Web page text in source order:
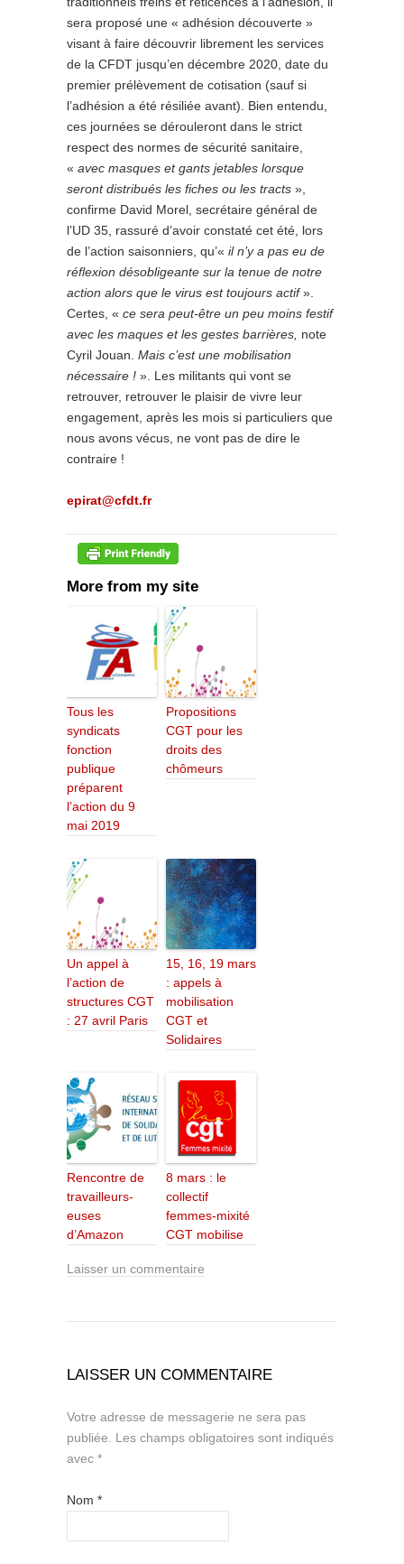
sera proposé une « adhésion découverte »
visant à faire découvrir librement les services
de la CFDT jusqu’en décembre 2020, date du
premier prélèvement de cotisation (sauf si
l’adhésion a été résiliée avant). Bien entendu,
ces journées se dérouleront dans le strict
respect des normes de sécurité sanitaire,
« avec masques et gants jetables lorsque
seront distribués les fiches ou les tracts »,
confirme David Morel, secrétaire général de
l’UD 35, rassuré d’avoir constaté cet été, lors
de l’action saisonniers, qu’« il n’y a pas eu de
réflexion désobligeante sur la tenue de notre
action alors que le virus est toujours actif».
Certes, « ce sera peut-être un peu moins festif
avec les maques et les gestes barrières, note
Cyril Jouan. Mais c’est une mobilisation
nécessaire ! ». Les militants qui vont se
retrouver, retrouver le plaisir de vivre leur
engagement, après les mois si particuliers que
nous avons vécus, ne vont pas de dire le
contraire !
epirat@cfdt.fr
More from my site
Tous les
syndicats
fonction
publique
préparent
l’action du 9
mai 2019
Propositions
CGT pour les
droits des
chômeurs
Un appel à
l’action de
structures CGT
: 27 avril Paris
15, 16, 19 mars
: appels à
mobilisation
CGT et
Solidaires
Rencontre de
travailleurs-
euses
d’Amazon
8 mars : le
collectif
femmes-mixité
CGT mobilise
Laisser un commentaire
LAISSER UN COMMENTAIRE
Votre adresse de messagerie ne sera pas
publiée. Les champs obligatoires sont indiqués
avec *
Nom *